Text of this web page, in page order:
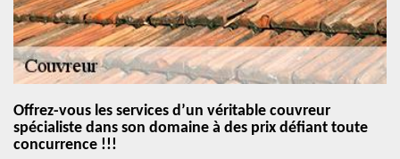
Offrez-vous les services d’un véritable couvreur
spécialiste dans son domaine à des prix défiant toute
concurrence !!!